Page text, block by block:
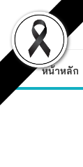
content
หน้าหลัก